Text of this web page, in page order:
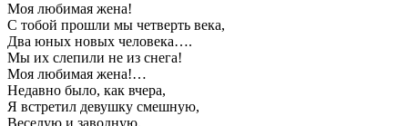
Моя любимая жена!
С тобой прошли мы четверть века,
Два юных новых человека….
Мы их слепили не из снега!
Моя любимая жена!…
Недавно было, как вчера,
Я встретил девушку смешную,
Веселую и заводную.